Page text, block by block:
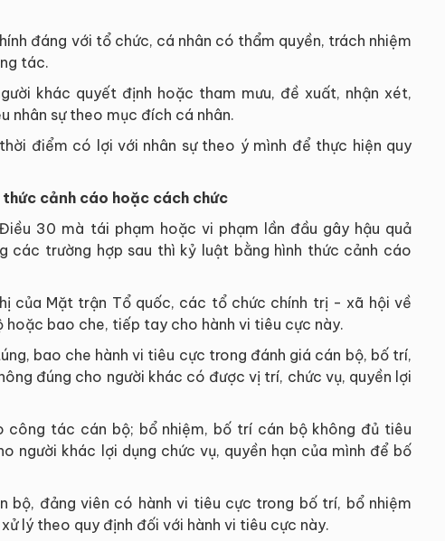
đáng với tổ chức, cá nhân có thẩm quyền, trách nhiệm
tác.
khác quyết định hoặc tham mưu, đề xuất, nhận xét,
nhân sự theo mục đích cá nhân.
điểm có lợi với nhân sự theo ý mình để thực hiện quy
cảnh cáo hoặc cách chức
30 mà tái phạm hoặc vi phạm lần đầu gây hậu quả
các trường hợp sau thì kỷ luật bằng hình thức cảnh cáo
của Mặt trận Tổ quốc, các tổ chức chính trị - xã hội về
bao che, tiếp tay cho hành vi tiêu cực này.
bao che hành vi tiêu cực trong đánh giá cán bộ, bố trí,
đúng cho người khác có được vị trí, chức vụ, quyền lợi
công tác cán bộ; bổ nhiệm, bố trí cán bộ không đủ tiêu
người khác lợi dụng chức vụ, quyền hạn của mình để bố
bộ, đảng viên có hành vi tiêu cực trong bố trí, bổ nhiệm
lý theo quy định đối với hành vi tiêu cực này.